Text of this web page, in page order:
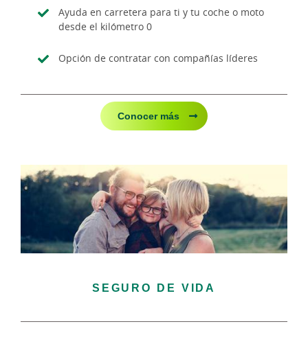
Ayuda en carretera para ti y tu coche o moto
desde el kilómetro 0
Opción de contratar con compañías líderes
Conocer más
SEGURO DE VIDA